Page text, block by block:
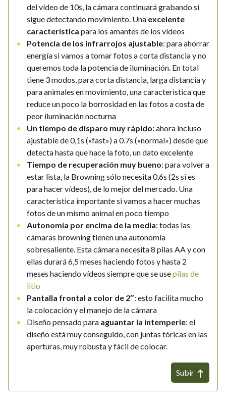
del vídeo de 10s, la cámara continuará grabando si
sigue detectando movimiento. Una excelente
característica para los amantes de los vídeos
Potencia de los infrarrojos ajustable: para ahorrar
energía si vamos a tomar fotos a corta distancia y no
queremos toda la potencia de iluminación. En total
tiene 3 modos, para corta distancia, larga distancia y
para animales en movimiento, una caracteristica que
reduce un poco la borrosidad en las fotos a costa de
peor iluminación nocturna
Un tiempo de disparo muy rápido:ahora incluso
ajustable de 0,1s («fast») a 0.7s («normal») desde que
detecta hasta que hace la foto, un dato excelente
Tiempo de recuperación muy bueno: para volver a
estar lista, la Browning sólo necesita 0,6s (2s si es
para hacer vídeos), de lo mejor del mercado. Una
característica importante si vamos a hacer muchas
fotos de un mismo animal en poco tiempo
Autonomía por encima de la media: todas las
cámaras browning tienen una autonomía
sobresaliente. Esta cámara necesita 8 pilas AA y con
ellas durará 6,5 meses haciendo fotos y hasta 2
meses haciendo vídeos siempre que se usepilas de
litio
Pantalla frontal a color de 2″: esto facilita mucho
la colocación y el manejo de la cámara
Diseño pensado para aguantar la intemperie: el
diseño está muy conseguido, con juntas tóricas en las
aperturas, muy robusta y fácil de colocar.
Subir